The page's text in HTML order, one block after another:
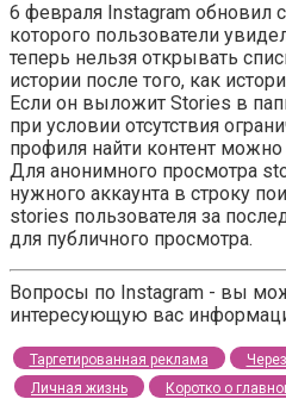
6 февраля Instagram обновил
которого пользователи
теперь нельзя открывать
истории после того, как
Если он выложит Stories в
при условии отсутствия
профиля найти контент
Для анонимного просмотра
нужного аккаунта в строку
stories пользователя за
для публичного просмотра.
Вопросы по Instagram - вы
интересующую вас
Таргетированная реклама
Личная жизнь
Коротко о